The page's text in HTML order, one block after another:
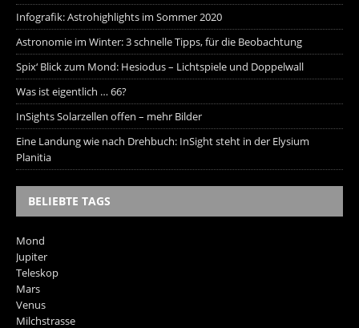
Infografik: Astrohighlights im Sommer 2020
Astronomie im Winter: 3 schnelle Tipps, für die Beobachtung
Spix‘ Blick zum Mond: Hesiodus – Lichtspiele und Doppelwall
Was ist eigentlich … 66?
InSights Solarzellen offen – mehr Bilder
Eine Landung wie nach Drehbuch: InSight steht in der Elysium
Planitia
BELIEBTE TAGS
Mond
Jupiter
Teleskop
Mars
Venus
Milchstrasse